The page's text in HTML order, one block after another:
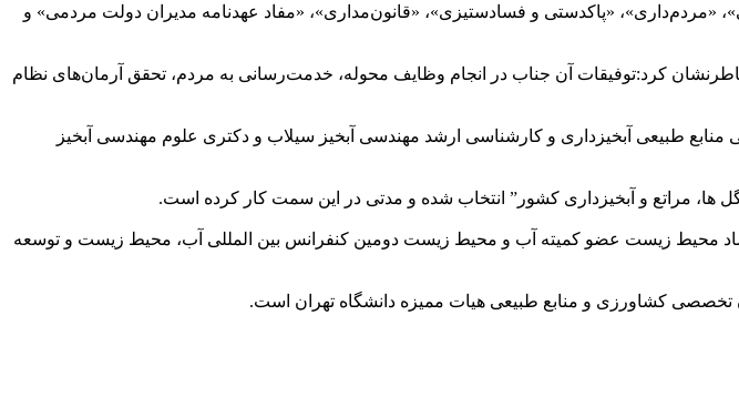
«مردم‌داری»، «پاکدستی و فسادستیزی»، «قانون‌مداری»، «مفاد عهدنامه مدیران دولت مردمی» و
کرد:توفیقات آن جناب در انجام وظایف محوله، خدمت‌رسانی به مردم، تحقق آرمان‌های نظام
طبیعی آبخیزداری و کارشناسی ارشد مهندسی آبخیز سیلاب و دکتری علوم مهندسی آبخیز
محیط زیست عضو کمیته آب و محیط زیست دومین کنفرانس بین المللی آب، محیط زیست و توسعه
کشاورزی و منابع طبیعی هیات ممیزه دانشگاه تهران است.